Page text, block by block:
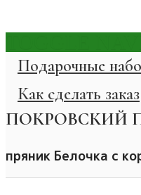
Подарочные
Как сделать заказ
ПОКРОВСКИЙ
пряник Белочка с